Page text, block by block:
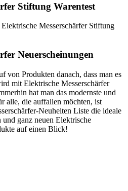
Stiftung Warentest
Messerschärfer Stiftung
Neuerscheinungen
von Produkten danach, dass man es
mit Elektrische Messerschärfer
hat man das modernste und
alle, die auffallen möchten, ist
Neuheiten Liste die ideale
ganz neuen Elektrische
auf einen Blick!